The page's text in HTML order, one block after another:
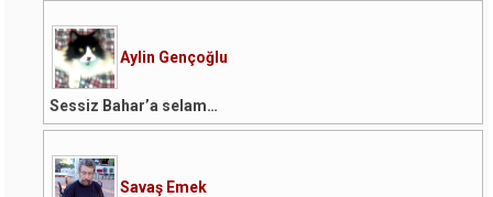
Aylin Gençoğlu
Sessiz Bahar’a selam…
Savaş Emek